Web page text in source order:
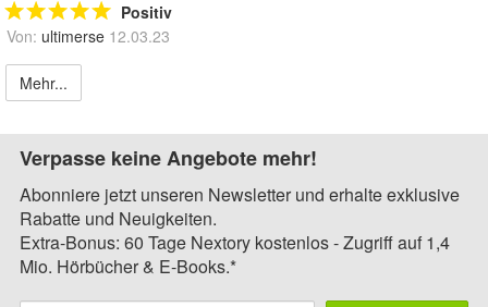
Positiv
Von: ultimerse 12.03.23
Mehr...
Verpasse keine Angebote mehr!
Abonniere jetzt unseren Newsletter und erhalte exklusive
Rabatte und Neuigkeiten.
Extra-Bonus: 60 Tage Nextory kostenlos - Zugriff auf 1,4
Mio. Hörbücher & E-Books.*